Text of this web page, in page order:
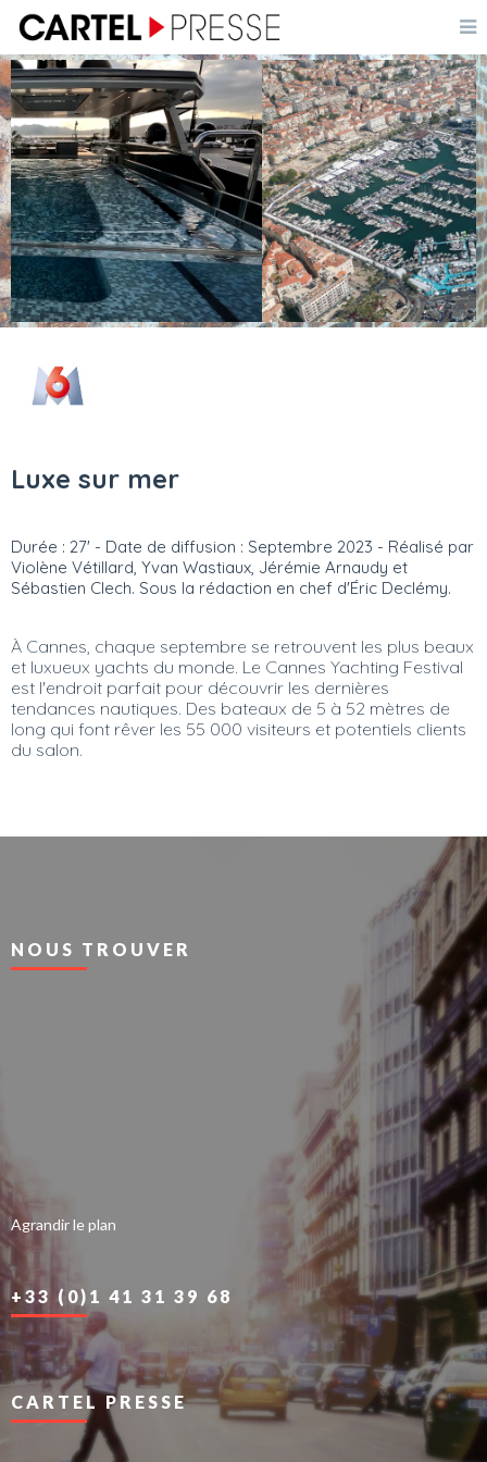
Luxe sur mer
Durée : 27' - Date de diffusion : Septembre 2023 - Réalisé par
Violène Vétillard, Yvan Wastiaux, Jérémie Arnaudy et
Sébastien Clech. Sous la rédaction en chef d'Éric Declémy.
À Cannes, chaque septembre se retrouvent les plus beaux
et luxueux yachts du monde. Le Cannes Yachting Festival
est l'endroit parfait pour découvrir les dernières
tendances nautiques. Des bateaux de 5 à 52 mètres de
long qui font rêver les 55 000 visiteurs et potentiels clients
du salon.
NOUS TROUVER
Agrandir le plan
+33 (0)1 41 31 39 68
CARTEL PRESSE